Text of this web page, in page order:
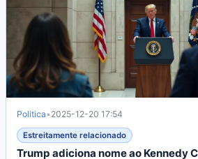
Politica• 2025-12-20 17:54
Estreitamente relacionado
Trump adiciona nome ao Kennedy